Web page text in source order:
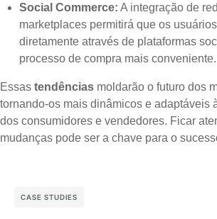
Social Commerce: A integração de
marketplaces permitirá que os
diretamente através de plataformas
processo de compra mais conveniente.
Essas tendências moldarão o futuro dos
tornando-os mais dinâmicos e adaptáveis
dos consumidores e vendedores. Ficar
mudanças pode ser a chave para o
CASE STUDIES